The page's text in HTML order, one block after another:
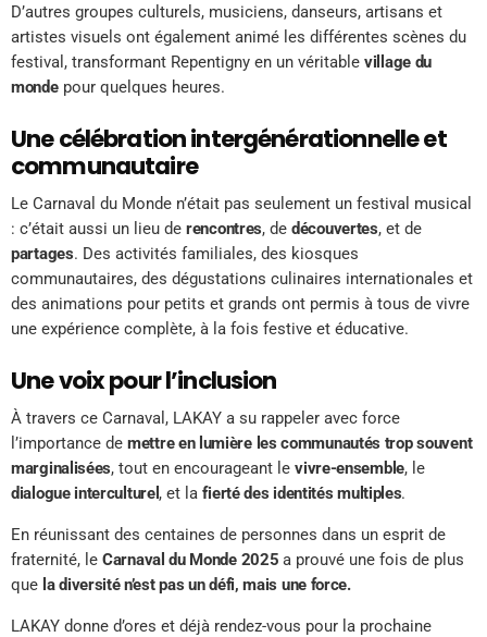
D’autres groupes culturels, musiciens, danseurs, artisans et
artistes visuels ont également animé les différentes scènes du
festival, transformant Repentigny en un véritable village du
mondepour quelques heures.
Une célébration intergénérationnelle et
communautaire
Le Carnaval du Monde n’était pas seulement un festival musical
: c’était aussi un lieu de rencontres, de découvertes, et de
partages. Des activités familiales, des kiosques
communautaires, des dégustations culinaires internationales et
des animations pour petits et grands ont permis à tous de vivre
une expérience complète, à la fois festive et éducative.
Une voix pour l’inclusion
À travers ce Carnaval, LAKAY a su rappeler avec force
l’importance de mettre en lumière les communautés trop souvent
marginalisées, tout en encourageant levivre-ensemble, le
dialogue interculturel , et lafierté des identités multiples.
En réunissant des centaines de personnes dans un esprit de
fraternité, le Carnaval du Monde 2025 a prouvé une fois de plus
que la diversité n’est pas un défi, mais une force.
LAKAY donne d’ores et déjà rendez-vous pour la prochaine